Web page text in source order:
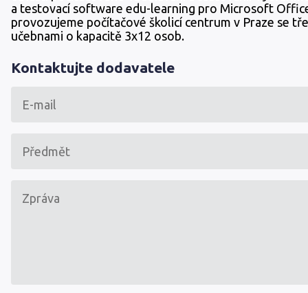
a testovací software edu-learning pro Microsoft
provozujeme počítačové školicí centrum v Praze se
učebnami o kapacitě 3x12 osob.
Kontaktujte dodavatele